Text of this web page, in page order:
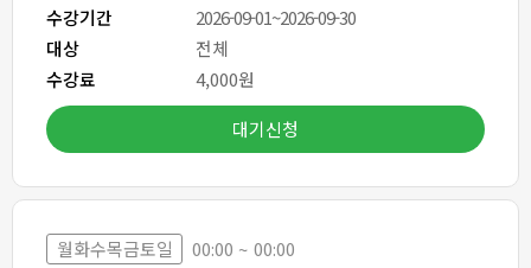
수강기간
2026-09-01~2026-09-30
대상
전체
수강료
4,000원
대기신청
월화수목금토일 00:00 ~ 00:00